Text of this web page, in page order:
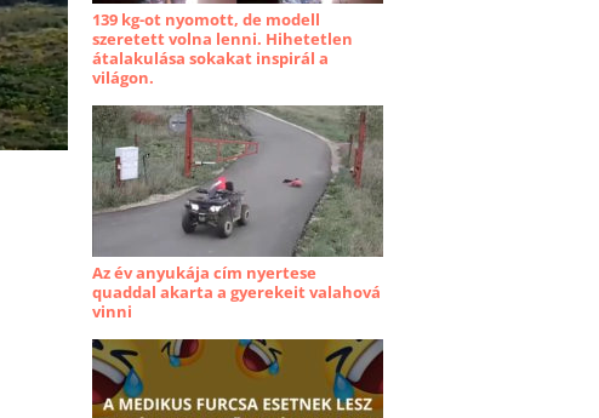
139 kg-ot nyomott, de modell
szeretett volna lenni. Hihetetlen
átalakulása sokakat inspirál a
világon.
Az év anyukája cím nyertese
quaddal akarta a gyerekeit valahová
vinni